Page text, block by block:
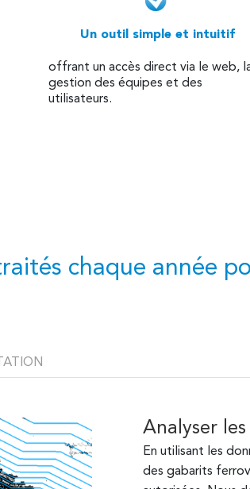
Un outil simple et intuitif
offrant un accès direct via le web,
gestion des équipes et des
utilisateurs.
chaque année
Analyser
En utilisant les
des gabarits